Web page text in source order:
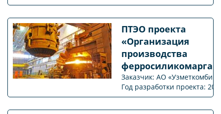
ПТЭО проекта
«Организация
производства
Заказчик: АО
Год разработки проекта: